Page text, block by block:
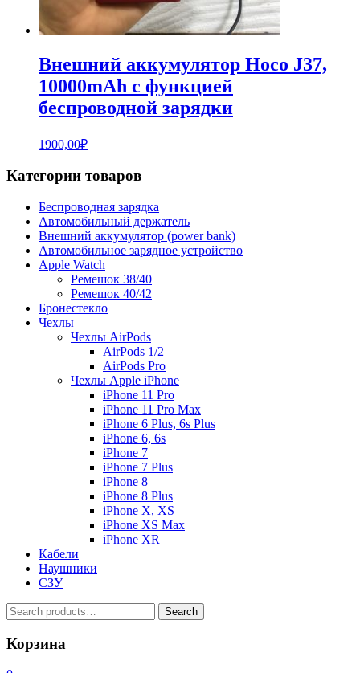
Внешний аккумулятор Hoco J37,
10000mAh с функцией
беспроводной зарядки
1900,00₽
Категории товаров
Беспроводная зарядка
Автомобильный держатель
Внешний аккумулятор (power bank)
Автомобильное зарядное устройство
Apple Watch
Ремешок 38/40
Ремешок 40/42
Бронестекло
Чехлы
Чехлы AirPods
AirPods 1/2
AirPods Pro
Чехлы Apple iPhone
iPhone 11 Pro
iPhone 11 Pro Max
iPhone 6 Plus, 6s Plus
iPhone 6, 6s
iPhone 7
iPhone 7 Plus
iPhone 8
iPhone 8 Plus
iPhone X, XS
iPhone XS Max
iPhone XR
Кабели
Наушники
СЗУ
Search
for:
Search
Корзина